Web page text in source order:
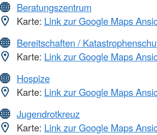
Beratungszentrum
Karte: Link zur Google Maps
Bereitschaften /
Karte: Link zur Google Maps
Hospize
Karte: Link zur Google Maps
Jugendrotkreuz
Karte: Link zur Google Maps